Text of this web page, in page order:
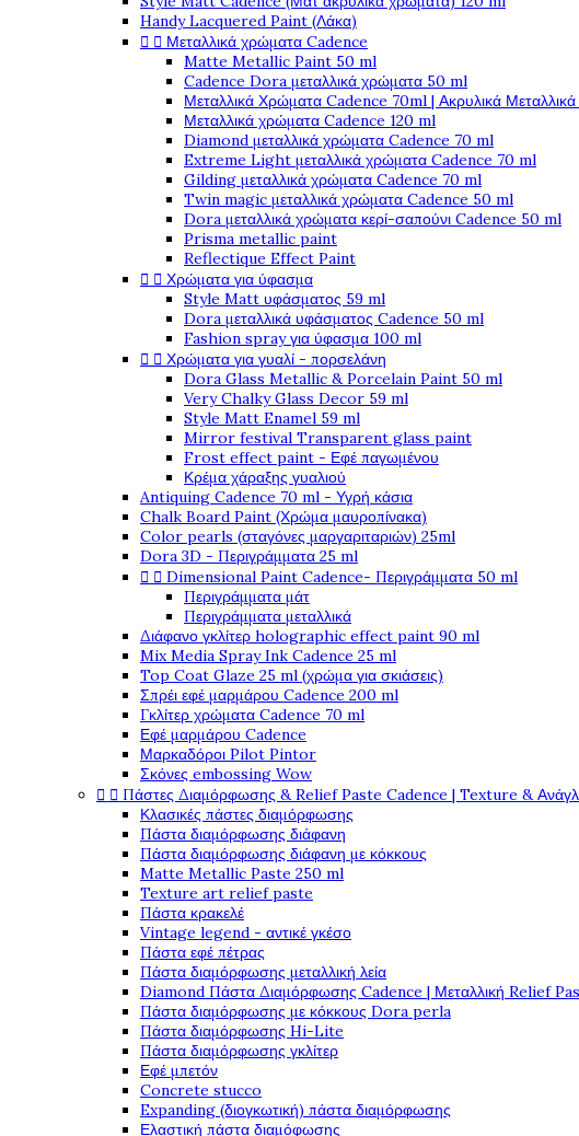
Handy Lacquered Paint (Λάκα)
  Μεταλλικά χρώματα Cadence
Matte Metallic Paint 50 ml
Cadence Dora μεταλλικά χρώματα 50 ml
Μεταλλικά Χρώματα Cadence 70ml | Ακρυλικά
Μεταλλικά χρώματα Cadence 120 ml
Diamond μεταλλικά χρώματα Cadence 70 ml
Extreme Light μεταλλικά χρώματα Cadence 70 ml
Gilding μεταλλικά χρώματα Cadence 70 ml
Twin magic μεταλλικά χρώματα Cadence 50 ml
Dora μεταλλικά χρώματα κερί-σαπούνι Cadence 50 ml
Prisma metallic paint
Reflectique Effect Paint
  Χρώματα για ύφασμα
Style Matt υφάσματος 59 ml
Dora μεταλλικά υφάσματος Cadence 50 ml
Fashion spray για ύφασμα 100 ml
  Χρώματα για γυαλί - πορσελάνη
Dora Glass Metallic & Porcelain Paint 50 ml
Very Chalky Glass Decor 59 ml
Style Matt Enamel 59 ml
Mirror festival Transparent glass paint
Frost effect paint - Εφέ παγωμένου
Κρέμα χάραξης γυαλιού
Antiquing Cadence 70 ml - Υγρή κάσια
Chalk Board Paint (Χρώμα μαυροπίνακα)
Color pearls (σταγόνες μαργαριταριών) 25ml
Dora 3D - Περιγράμματα 25 ml
  Dimensional Paint Cadence- Περιγράμματα 50 ml
Περιγράμματα μάτ
Περιγράμματα μεταλλικά
Διάφανο γκλίτερ holographic effect paint 90 ml
Mix Media Spray Ink Cadence 25 ml
Top Coat Glaze 25 ml (χρώμα για σκιάσεις)
Σπρέι εφέ μαρμάρου Cadence 200 ml
Γκλίτερ χρώματα Cadence 70 ml
Εφέ μαρμάρου Cadence
Μαρκαδόροι Pilot Pintor
Σκόνες embossing Wow
  Πάστες Διαμόρφωσης & Relief Paste Cadence | Texture &
Κλασικές πάστες διαμόρφωσης
Πάστα διαμόρφωσης διάφανη
Πάστα διαμόρφωσης διάφανη με κόκκους
Matte Metallic Paste 250 ml
Texture art relief paste
Πάστα κρακελέ
Vintage legend - αντικέ γκέσο
Πάστα εφέ πέτρας
Πάστα διαμόρφωσης μεταλλική λεία
Diamond Πάστα Διαμόρφωσης Cadence | Μεταλλική Relief
Πάστα διαμόρφωσης με κόκκους Dora perla
Πάστα διαμόρφωσης Hi-Lite
Πάστα διαμόρφωσης γκλίτερ
Εφέ μπετόν
Concrete stucco
Expanding (διογκωτική) πάστα διαμόρφωσης
Ελαστική πάστα διαμόφωσης